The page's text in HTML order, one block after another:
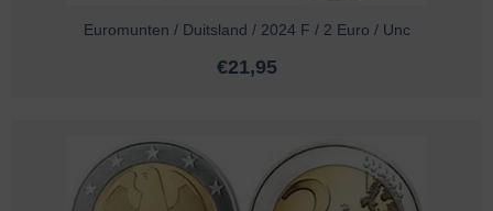
Euromunten / Duitsland / 2024 F / 2 Euro / Unc
€21,95